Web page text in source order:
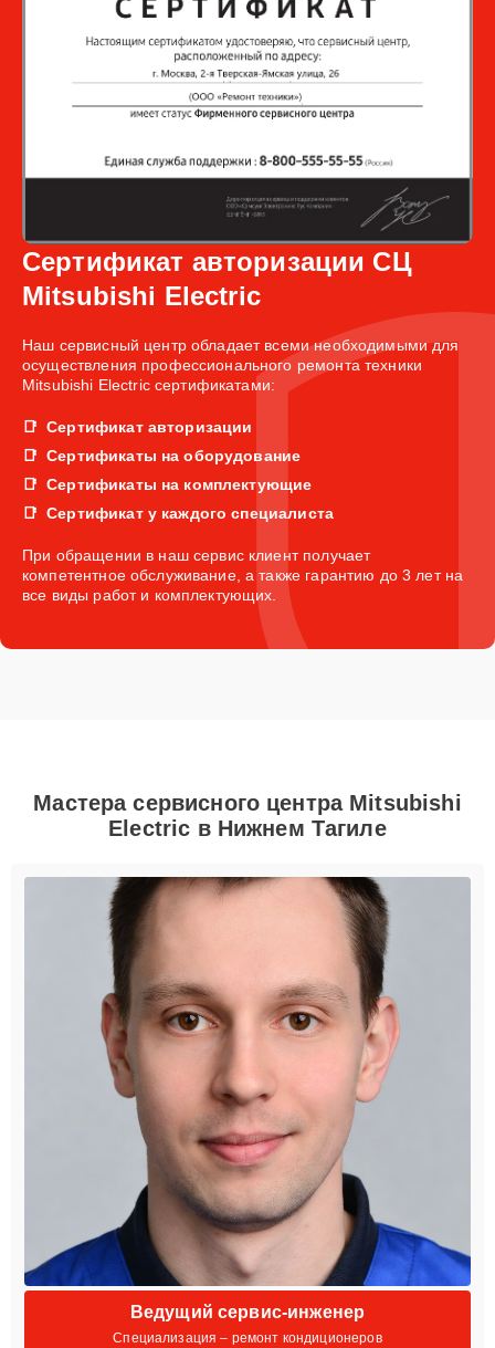
Сертификат авторизации СЦ
Mitsubishi Electric
Наш сервисный центр обладает всеми необходимыми для
осуществления профессионального ремонта техники
Mitsubishi Electric сертификатами:
Сертификат авторизации
Сертификаты на оборудование
Сертификаты на комплектующие
Сертификат у каждого специалиста
При обращении в наш сервис клиент получает
компетентное обслуживание, а также гарантию до 3 лет на
все виды работ и комплектующих.
Мастера сервисного центра Mitsubishi
Electric в Нижнем Тагиле
Ведущий сервис-инженер
Специализация – ремонт кондиционеров